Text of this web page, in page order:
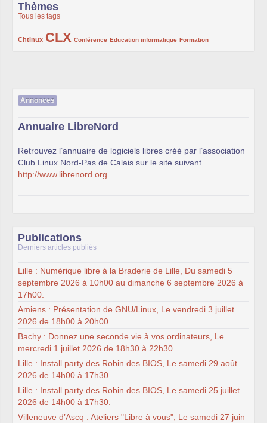
Thèmes
Tous les tags
Chtinux
222/1002CLX
1002/1002 Conférence
132/1002 Education informatique
119/1002 Formation
168/1002
Annonces
Annuaire LibreNord
Retrouvez l’annuaire de logiciels libres créé par l’association
Club Linux Nord-Pas de Calais sur le site suivant
http://www.librenord.org
Publications
Derniers articles publiés
Lille : Numérique libre à la Braderie de Lille, Du samedi 5
septembre 2026 à 10h00 au dimanche 6 septembre 2026 à
17h00.
Amiens : Présentation de GNU/Linux, Le vendredi 3 juillet
2026 de 18h00 à 20h00.
Bachy : Donnez une seconde vie à vos ordinateurs, Le
mercredi 1 juillet 2026 de 18h30 à 22h30.
Lille : Install party des Robin des BIOS, Le samedi 29 août
2026 de 14h00 à 17h30.
Lille : Install party des Robin des BIOS, Le samedi 25 juillet
2026 de 14h00 à 17h30.
Villeneuve d’Ascq : Ateliers "Libre à vous", Le samedi 27 juin